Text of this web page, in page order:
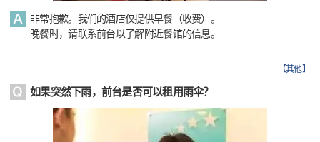
非常抱歉。我们的酒店仅提供早餐（收费）。
晚餐时，请联系前台以了解附近餐馆的信息。
【其他】
如果突然下雨，前台是否可以租用雨伞？